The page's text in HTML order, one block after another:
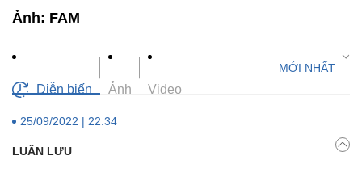
Ảnh: FAM
Diễn biến Ảnh Video
25/09/2022 | 22:34
LUÂN LƯU